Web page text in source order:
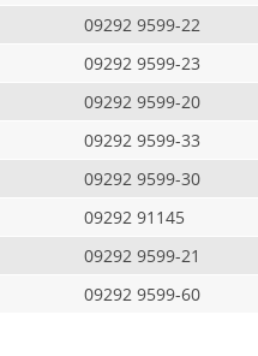
09292 9599-22
09292 9599-23
09292 9599-20
09292 9599-33
09292 9599-30
09292 91145
09292 9599-21
09292 9599-60